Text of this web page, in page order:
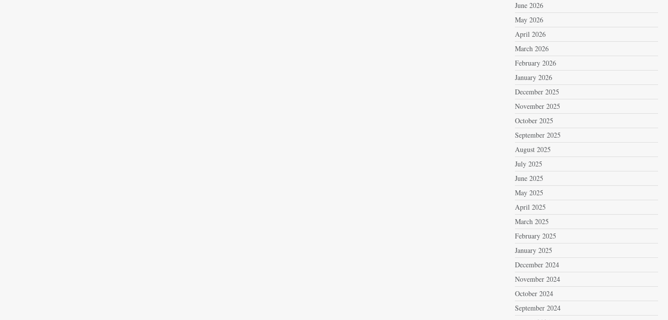
June 2026
May 2026
April 2026
March 2026
February 2026
January 2026
December 2025
November 2025
October 2025
September 2025
August 2025
July 2025
June 2025
May 2025
April 2025
March 2025
February 2025
January 2025
December 2024
November 2024
October 2024
September 2024